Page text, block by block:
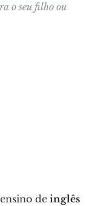
o seu filho ou
de inglês